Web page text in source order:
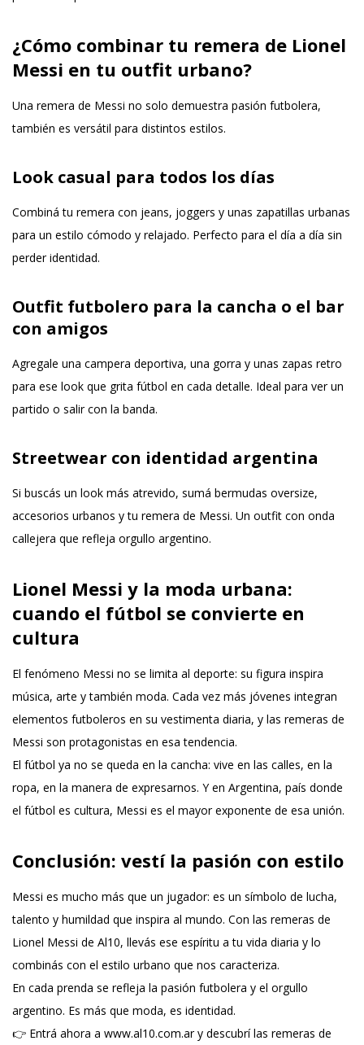
¿Cómo combinar tu remera de Lionel
Messi en tu outfit urbano?
Una remera de Messi no solo demuestra pasión futbolera,
también es versátil para distintos estilos.
Look casual para todos los días
Combiná tu remera con jeans, joggers y unas zapatillas urbanas
para un estilo cómodo y relajado. Perfecto para el día a día sin
perder identidad.
Outfit futbolero para la cancha o el bar
con amigos
Agregale una campera deportiva, una gorra y unas zapas retro
para ese look que grita fútbol en cada detalle. Ideal para ver un
partido o salir con la banda.
Streetwear con identidad argentina
Si buscás un look más atrevido, sumá bermudas oversize,
accesorios urbanos y tu remera de Messi. Un outfit con onda
callejera que refleja orgullo argentino.
Lionel Messi y la moda urbana:
cuando el fútbol se convierte en
cultura
El fenómeno Messi no se limita al deporte: su figura inspira
música, arte y también moda. Cada vez más jóvenes integran
elementos futboleros en su vestimenta diaria, y las remeras de
Messi son protagonistas en esa tendencia.
El fútbol ya no se queda en la cancha: vive en las calles, en la
ropa, en la manera de expresarnos. Y en Argentina, país donde
el fútbol es cultura, Messi es el mayor exponente de esa unión.
Conclusión: vestí la pasión con estilo
Messi es mucho más que un jugador: es un símbolo de lucha,
talento y humildad que inspira al mundo. Con las remeras de
Lionel Messi de Al10, llevás ese espíritu a tu vida diaria y lo
combinás con el estilo urbano que nos caracteriza.
En cada prenda se refleja la pasión futbolera y el orgullo
argentino. Es más que moda, es identidad.
👉 Entrá ahora a www.al10.com.ary descubrí las remeras de